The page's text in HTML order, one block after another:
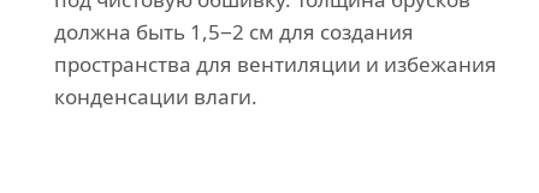
должна быть 1,5−2 см для создания
пространства для вентиляции и избежания
конденсации влаги.